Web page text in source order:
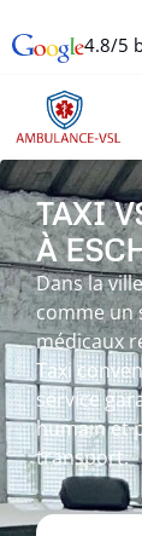
4.8/5
TAXI
À
Dans la
comme un
médicaux
Taxi
service
humain et
transport.